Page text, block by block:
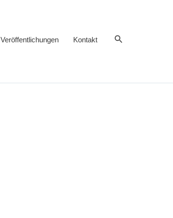
Veröffentlichungen Kontakt Suchen